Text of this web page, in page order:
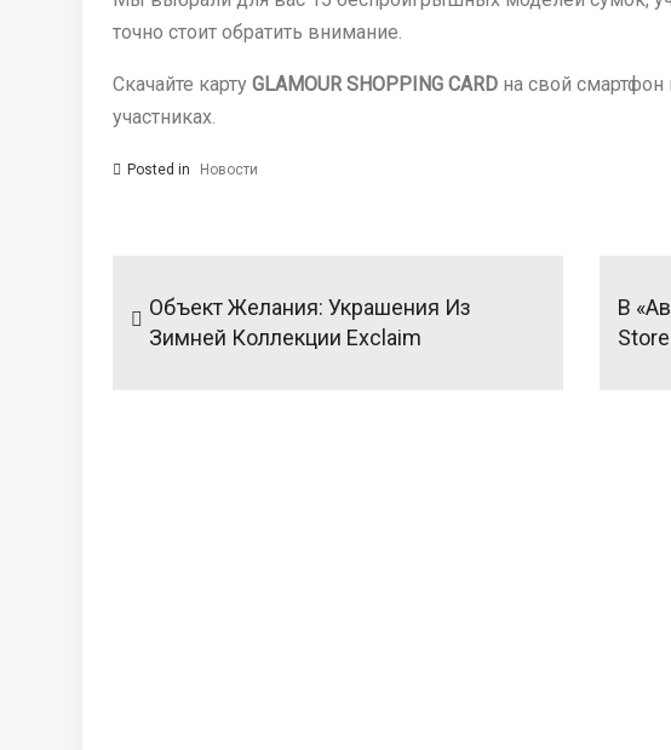
точно стоит обратить внимание.
Скачайте карту GLAMOUR SHOPPING CARD на свой смартфон
участниках.
Posted in Новости
записям
Объект Желания: Украшения Из
Зимней Коллекции Exclaim
В